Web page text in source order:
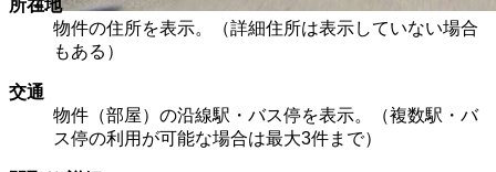
所在地
物件の住所を表示。（詳細住所は表示していない場合
もある）
交通
物件（部屋）の沿線駅・バス停を表示。（複数駅・バ
ス停の利用が可能な場合は最大3件まで）